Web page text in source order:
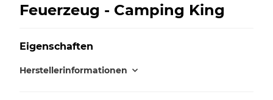
Feuerzeug - Camping King
Eigenschaften
Herstellerinformationen